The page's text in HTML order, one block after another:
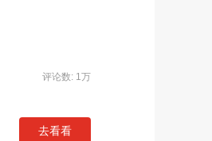
评论数: 1万
去看看